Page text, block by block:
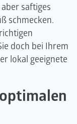
saftiges
schmecken.
doch bei Ihrem
lokal geeignete